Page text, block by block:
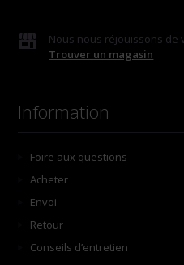
Nous nous réjouissons de
Trouver un magasin
Information
Foire aux questions
Acheter
Envoi
Retour
Conseils d’entretien